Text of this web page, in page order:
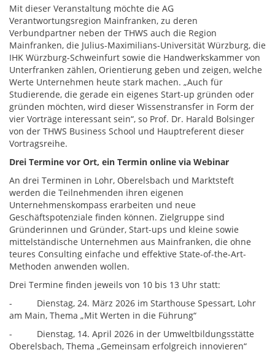
Mit dieser Veranstaltung möchte die AG
Verantwortungsregion Mainfranken, zu deren
Verbundpartner neben der THWS auch die Region
Mainfranken, die Julius-Maximilians-Universität Würzburg, die
IHK Würzburg-Schweinfurt sowie die Handwerkskammer von
Unterfranken zählen, Orientierung geben und zeigen, welche
Werte Unternehmen heute stark machen. „Auch für
Studierende, die gerade ein eigenes Start-up gründen oder
gründen möchten, wird dieser Wissenstransfer in Form der
vier Vorträge interessant sein“, so Prof. Dr. Harald Bolsinger
von der THWS Business School und Hauptreferent dieser
Vortragsreihe.
Drei Termine vor Ort, ein Termin online via Webinar
An drei Terminen in Lohr, Oberelsbach und Marktsteft
werden die Teilnehmenden ihren eigenen
Unternehmenskompass erarbeiten und neue
Geschäftspotenziale finden können. Zielgruppe sind
Gründerinnen und Gründer, Start-ups und kleine sowie
mittelständische Unternehmen aus Mainfranken, die ohne
teures Consulting einfache und effektive State-of-the-Art-
Methoden anwenden wollen.
Drei Termine finden jeweils von 10 bis 13 Uhr statt:
- Dienstag, 24. März 2026 im Starthouse Spessart, Lohr
am Main, Thema „Mit Werten in die Führung“
- Dienstag, 14. April 2026 in der Umweltbildungsstätte
Oberelsbach, Thema „Gemeinsam erfolgreich innovieren“